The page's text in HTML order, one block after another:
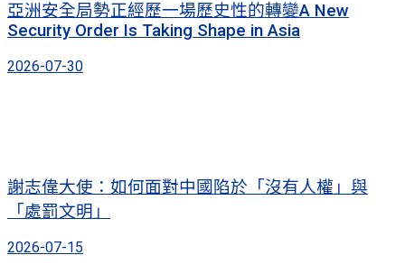
亞洲安全局勢正經歷一場歷史性的轉變A New
Security Order Is Taking Shape in Asia
2026-07-30
謝志偉大使：如何面對中國陷於「沒有人權」與
「處罰文明」
2026-07-15